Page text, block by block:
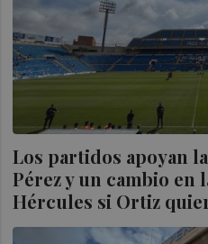
Los partidos apoyan
Pérez y un cambio en
Hércules si Ortiz